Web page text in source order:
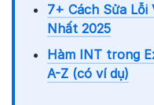
7+ Cách Sửa Lỗi
Nhất 2025
Hàm INT trong
A-Z (có ví dụ)